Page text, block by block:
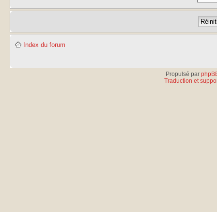
Index du forum
Propulsé par
Traduction et